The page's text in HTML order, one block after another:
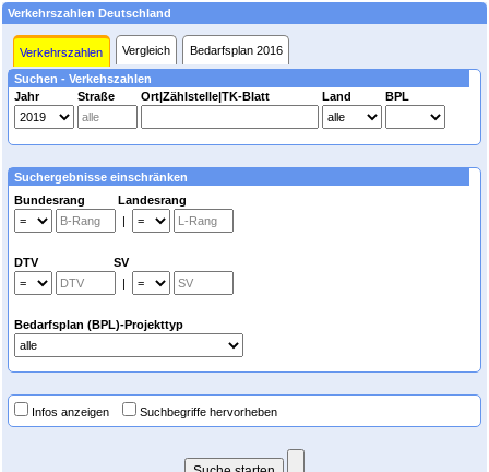
Verkehrszahlen Deutschland
Verkehrszahlen Vergleich Bedarfsplan 2016
Suchen - Verkehszahlen
Jahr
Straße Ort|Zählstelle|TK-Blatt Land BPL
Suchergebnisse einschränken
Bundesrang Landesrang
|
DTV SV
|
Bedarfsplan (BPL)-Projekttyp
Infos anzeigen Suchbegriffe hervorheben